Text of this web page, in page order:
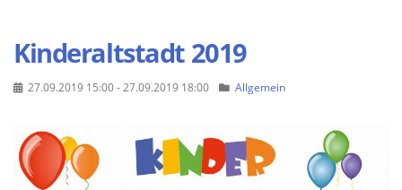
Kinderaltstadt 2019
27.09.2019 15:00 - 27.09.2019 18:00 Allgemein